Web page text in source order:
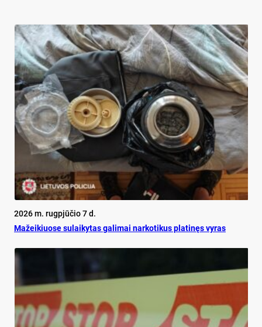
2026 m. rugpjūčio 7 d.
Mažeikiuose sulaikytas galimai narkotikus platinęs vyras